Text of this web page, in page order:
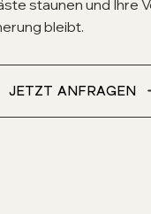
staunen und Ihre
bleibt.
JETZT ANFRAGEN